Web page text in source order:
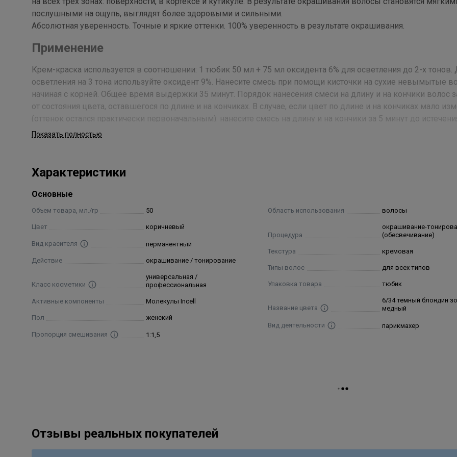
послушными на ощупь, выглядят более здоровыми и сильными.
Абсолютная уверенность. Точные и яркие оттенки. 100% уверенность в результате окрашивания.
Применение
Крем-краска используется в соотношении: 1 тюбик 50 мл + 75 мл оксидента 6% для осветления до 2-х тонов.
осветления на 3 тона используйте оксидент 9%. Нанесите смесь при помощи кисточки на сухие невымытые
начиная с корней. Общее время выдержки 35 минут. Порядок нанесения смеси на длину и на кончики волос
от состояния цвета, оставшегося по длине и на кончиках. В случае, если цвет по длине и на кончиках мало
(оттенок остался практически первоначальным): нанесите смесь на длину и на кончики за 5 минут до
времени выдержки. В случае, если цвет по длине и на кончиках изменился средне (вымытый оттенок):
Состав
Aqua/Water, Cetearyl Alcohol, Ammonium Hydroxide, Oleth-30, Hexadimethrine Chloride, Oleic Acid, Oleyl Alcohol, 2,4-
Diaminophenoxyethanol HC1, p-Aminophenol, m-Aminophenol, 2-Amino-3-Hydroxypyridine, Sodium Metabisulfite,
6-Hydroxyindole, Toluene-2,5-Diamine, 2-Methylresorcinol, Pentasodium Pentetate, 2-Oleamido-1,3-Octadecanediol,
Показать полностью
Характеристики
Основные
Объем товара, мл./гр 50
Цвет коричневый
Вид красителя перманентный
Действие окрашивание / тонирование
Класс косметики
универсальная /
профессиональная
Активные компоненты Молекулы Incell
Пол женский
Пропорция смешивания 1:1,5
Область использования волосы
Процедура
окрашивание-
(обесвечивание)
Текстура кремовая
Типы волос для всех типов
Упаковка товара тюбик
Название цвета
6/34 темный блондин
медный
Вид деятельности парикмахер
Отзывы реальных покупателей